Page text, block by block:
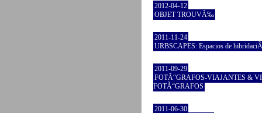
2012-04-12
OBJET TROUVÃ‰
2011-11-24
URBSCAPES: Espacios de
2011-09-29
FOTÃ“GRAFOS-VIAJANTES &
FOTÃ“GRAFOS
2011-06-30